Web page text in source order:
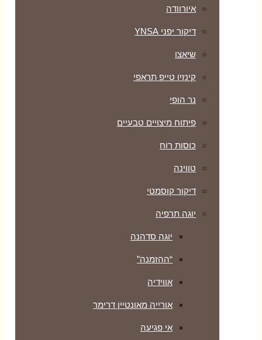
איורוודה
דיקור יפני YNSA
שיאצו
קינזיו טייפ תראפי
נר הופי
פיתוח מיצויים טבעיים
כוסות רוח
טווינה
דיקור קוסמטי
יוגה תרפיה
יוגה סדהנה
“ההזמנה”
אווידיה
אורייה מאונטיין דרימר
אי פגיעה